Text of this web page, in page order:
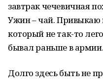
завтрак чечевичная
Ужин – чай. Привыкаю
который не так-то
бывал раньше в армии.
Долго здесь быть не